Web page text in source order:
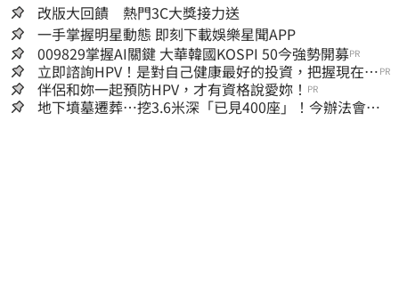
改版大回饋 熱門3C大獎接力送
一手掌握明星動態 即刻下載娛樂星聞APP
009829掌握AI關鍵 大華韓國KOSPI 50今強勢開募PR
立即諮詢HPV！是對自己健康最好的投資，把握現在不
嫌晚！
PR
伴侶和妳一起預防HPV，才有資格說愛妳！ PR
地下墳墓遷葬…挖3.6米深「已見400座」！今辦法會安